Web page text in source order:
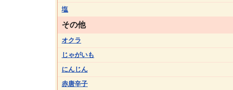
塩
その他
オクラ
じゃがいも
にんじん
赤唐辛子